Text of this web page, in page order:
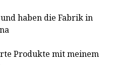
haben die Fabrik in
Produkte mit meinem